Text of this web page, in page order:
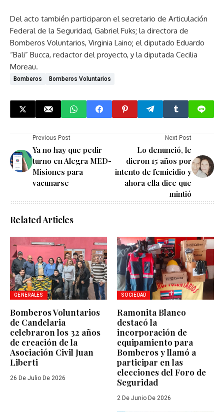
Del acto también participaron el secretario de Articulación
Federal de la Seguridad, Gabriel Fuks; la directora de
Bomberos Voluntarios, Virginia Laino; el diputado Eduardo
“Bali” Bucca, redactor del proyecto, y la diputada Cecilia
Moreau.
Bomberos Bomberos Voluntarios
Previous Post
Ya no hay que pedir
turno en Alegra MED-
Misiones para
vacunarse
Next Post
Lo denunció, le
dieron 15 años por
intento de femicidio y
ahora ella dice que
mintió
Related Articles
GENERALES
Bomberos Voluntarios
de Candelaria
celebraron los 32 años
de creación de la
Asociación Civil Juan
Liberti
26 De Julio De 2026
SOCIEDAD
Ramonita Blanco
destacó la
incorporación de
equipamiento para
Bomberos y llamó a
participar en las
elecciones del Foro de
Seguridad
2 De Junio De 2026